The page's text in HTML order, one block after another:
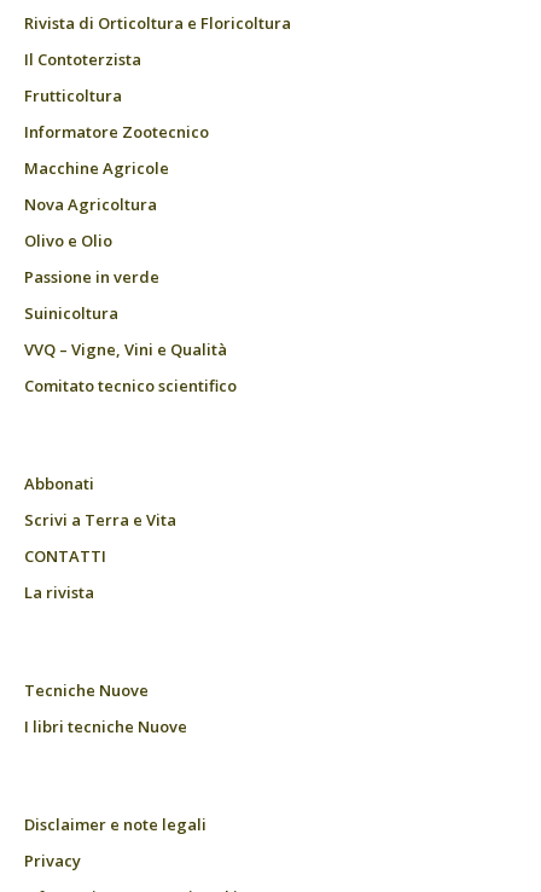
Rivista di Orticoltura e Floricoltura
Il Contoterzista
Frutticoltura
Informatore Zootecnico
Macchine Agricole
Nova Agricoltura
Olivo e Olio
Passione in verde
Suinicoltura
VVQ – Vigne, Vini e Qualità
Comitato tecnico scientifico
Abbonati
Scrivi a Terra e Vita
CONTATTI
La rivista
Tecniche Nuove
I libri tecniche Nuove
Disclaimer e note legali
Privacy